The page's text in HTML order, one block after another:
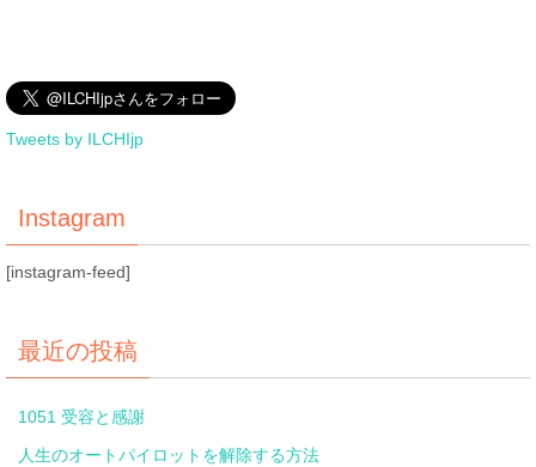
Tweets by ILCHIjp
Instagram
[instagram-feed]
最近の投稿
1051 受容と感謝
人生のオートパイロットを解除する方法